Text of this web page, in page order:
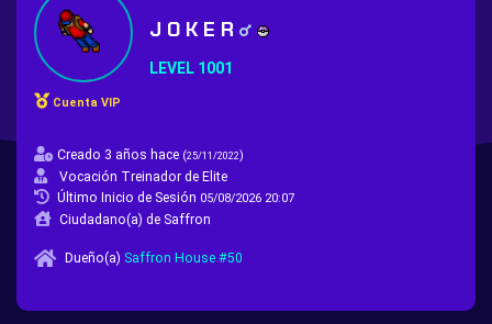
Cuenta VIP
J O K E R
LEVEL 1001
Creado 3 años hace (25/11/2022)
Vocación Treinador de Elite
Último Inicio de Sesión 05/08/2026 20:07
Ciudadano(a) de Saffron
Dueño(a) Saffron House #50